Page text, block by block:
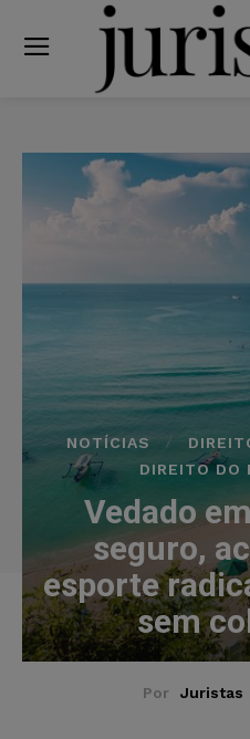
NOTÍCIAS
DIREITO DO
Vedado
seguro,
esporte
sem
Por Juristas